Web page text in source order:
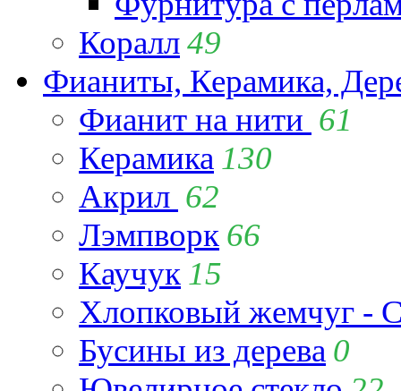
Коралл49
Фианиты, Керамика,
Фианит на нити 61
Керамика 130
Акрил 62
Лэмпворк 66
Каучук 15
Хлопковый жемчуг -
Бусины из дерева 0